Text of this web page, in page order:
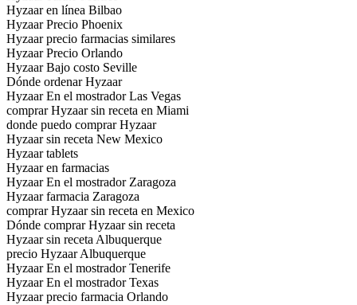
Hyzaar en línea Bilbao
Hyzaar Precio Phoenix
Hyzaar precio farmacias similares
Hyzaar Precio Orlando
Hyzaar Bajo costo Seville
Dónde ordenar Hyzaar
Hyzaar En el mostrador Las Vegas
comprar Hyzaar sin receta en Miami
donde puedo comprar Hyzaar
Hyzaar sin receta New Mexico
Hyzaar tablets
Hyzaar en farmacias
Hyzaar En el mostrador Zaragoza
Hyzaar farmacia Zaragoza
comprar Hyzaar sin receta en Mexico
Dónde comprar Hyzaar sin receta
Hyzaar sin receta Albuquerque
precio Hyzaar Albuquerque
Hyzaar En el mostrador Tenerife
Hyzaar En el mostrador Texas
Hyzaar precio farmacia Orlando